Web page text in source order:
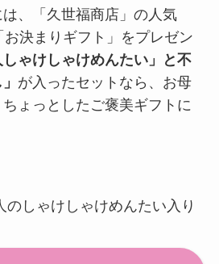
、「久世福商店」の人気
決まりギフト」をプレゼン
ゃけしゃけめんたい」と不
が入ったセットなら、お母
ょっとしたご褒美ギフトに
のしゃけしゃけめんたい入り